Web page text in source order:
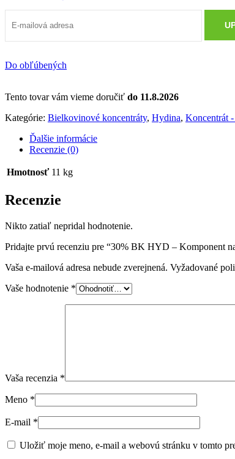
Do obľúbených
Tento tovar vám vieme doručiť do 11.8.2026
Kategórie: Bielkovinové koncentráty, Hydina, Koncentrát
Ďalšie informácie
Recenzie (0)
Hmotnosť 11 kg
Recenzie
Nikto zatiaľ nepridal hodnotenie.
Pridajte prvú recenziu pre “30% BK HYD – Komponent
Vaša e-mailová adresa nebude zverejnená. Vyžadované
Vaše hodnotenie *
Vaša recenzia *
Meno *
E-mail *
Uložiť moje meno, e-mail a webovú stránku v tomto